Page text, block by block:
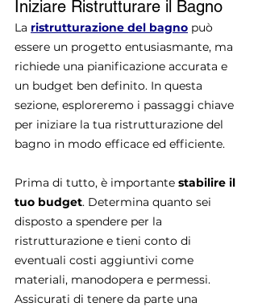
Iniziare Ristrutturare il Bagno
La ristrutturazione del bagno può
essere un progetto entusiasmante, ma
richiede una pianificazione accurata e
un budget ben definito. In questa
sezione, esploreremo i passaggi chiave
per iniziare la tua ristrutturazione del
bagno in modo efficace ed efficiente.
Prima di tutto, è importante stabilire il
tuo budget. Determina quanto sei
disposto a spendere per la
ristrutturazione e tieni conto di
eventuali costi aggiuntivi come
materiali, manodopera e permessi.
Assicurati di tenere da parte una